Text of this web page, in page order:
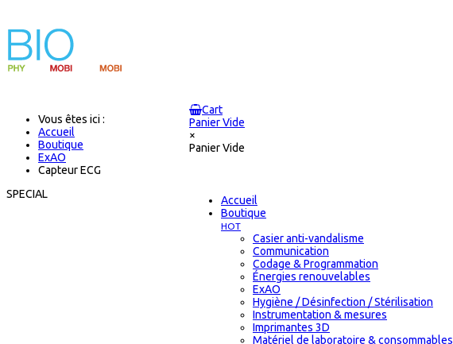
Cart
Panier Vide
×
Panier Vide
Accueil
Boutique
HOT
Casier anti-vandalisme
Communication
Codage & Programmation
Énergies renouvelables
ExAO
Hygiène / Désinfection / Stérilisation
Instrumentation & mesures
Imprimantes 3D
Matériel de laboratoire & consommables
Vous êtes ici :
Accueil
Boutique
ExAO
Capteur ECG
SPECIAL